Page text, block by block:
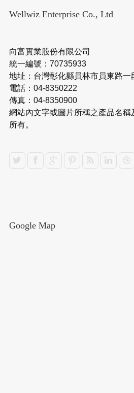
Wellwiz Enterprise Co., Ltd
向富實業股份有限公司
統一編號：70735933
地址：台灣彰化縣員林市員東路一
電話：04-8350222
傳真：04-8350900
網站內文字或圖片所稱之產品名稱
所有。
Google Map